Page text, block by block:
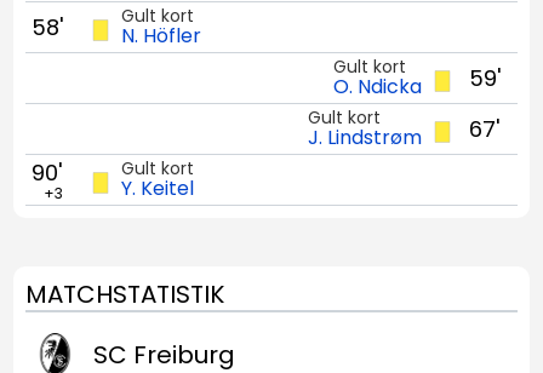
Gult kort
N. Höfler
58'
59'
Gult kort
O. Ndicka
67'
Gult kort
J. Lindstrøm
Gult kort
Y. Keitel
90'
+3
MATCHSTATISTIK
SC Freiburg